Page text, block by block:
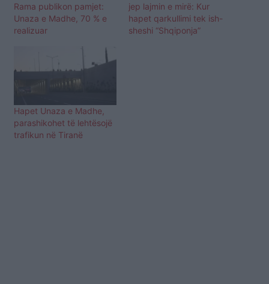
Rama publikon pamjet:
Unaza e Madhe, 70 % e
realizuar
jep lajmin e mirë: Kur
hapet qarkullimi tek ish-
sheshi “Shqiponja”
Hapet Unaza e Madhe,
parashikohet të lehtësojë
trafikun në Tiranë